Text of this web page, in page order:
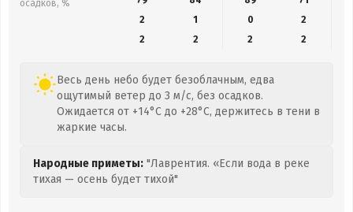
осадков, %
2
1 0
2
2
2 2 2
Весь день небо будет безоблачным, едва
ощутимый ветер до 3 м/с, без осадков.
Ожидается от +14°C до +28°C, держитесь в тени в
жаркие часы.
Народные приметы: "Лаврентия. «Если вода в реке
тихая — осень будет тихой"